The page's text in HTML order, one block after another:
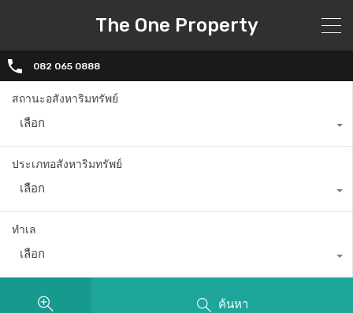
The One Property
082 065 0888
สถานะอสังหาริมทรัพย์
เลือก
ประเภทอสังหาริมทรัพย์
เลือก
ทำเล
เลือก
ค้นหา